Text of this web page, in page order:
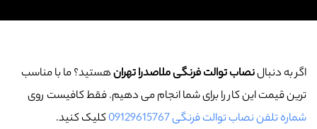
اگر به دنبالنصاب توالت فرنگی ملاصدرا تهرانهستید؟ ما با مناسب
ترین قیمت این کار را برای شما انجام می دهیم. فقط کافیست روی
شماره تلفن نصاب توالت فرنگی 09129615767
کلیک کنید.